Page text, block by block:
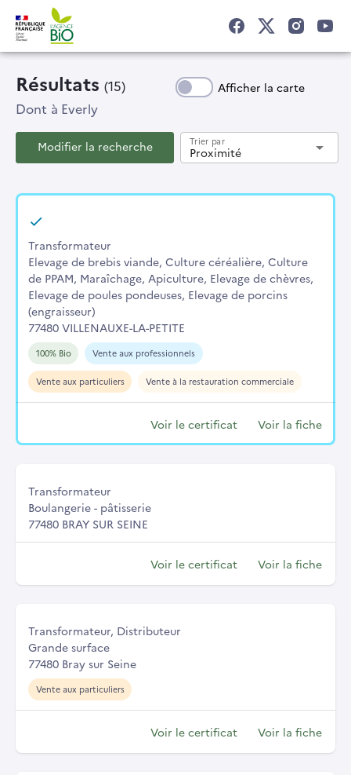
Résultats (15) Afficher la carte
Dont à Everly
Modifier la recherche Proximité
Trier par arrow_drop_down
Transformateur
Elevage de brebis viande, Culture céréalière, Culture
de PPAM, Maraîchage, Apiculture, Elevage de chèvres,
Elevage de poules pondeuses, Elevage de porcins
(engraisseur)
77480 VILLENAUXE-LA-PETITE
100% Bio Vente aux professionnels
Vente aux particuliers Vente à la restauration commerciale
Voir le certificat Voir la fiche
Transformateur
Boulangerie - pâtisserie
77480 BRAY SUR SEINE
Voir le certificat Voir la fiche
Transformateur, Distributeur
Grande surface
77480 Bray sur Seine
Vente aux particuliers
Voir le certificat Voir la fiche